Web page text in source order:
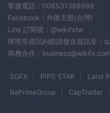
客服電話：006531388986
Facebook：外匯天眼(台灣)
Line 訂閱號：@wikifxtw
牌照等資訊糾錯請發送資訊至：
商務合作：business@wikifx.com
SGFX PIPS STAR Land
BePrimeGroup
CapTrader